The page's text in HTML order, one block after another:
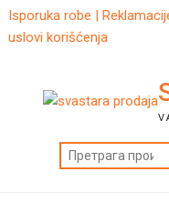
Skip
to
Isporuka robe |
uslovi korišćenja